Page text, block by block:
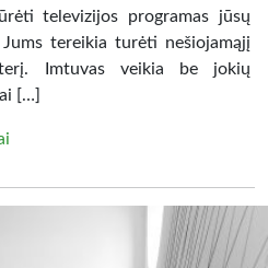
televizijos programas jūsų
tereikia turėti nešiojamąjį
Imtuvas veikia be jokių
[…]